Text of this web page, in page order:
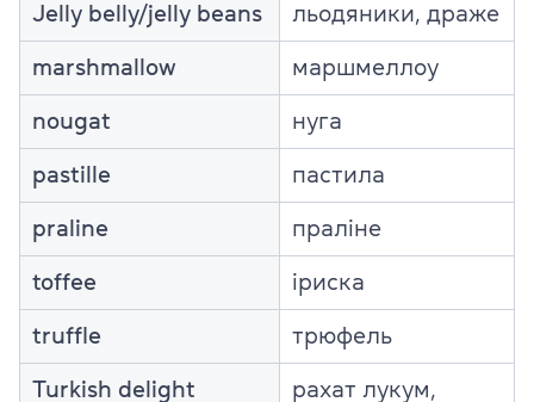
Jelly belly/jelly beans льодяники, драже
marshmallow маршмеллоу
nougat нуга
pastille пастила
praline праліне
toffee іриска
truffle трюфель
Turkish delight
рахат лукум,